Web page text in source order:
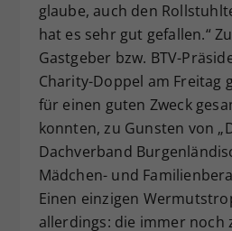
glaube, auch den
hat es sehr gut gefallen.“
Gastgeber bzw. BTV-
Charity-Doppel am Freitag
für einen guten Zweck
konnten, zu Gunsten von
Dachverband
Mädchen- und
Einen einzigen
allerdings: die immer noch